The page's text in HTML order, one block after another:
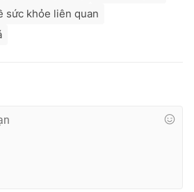
sức khỏe liên quan